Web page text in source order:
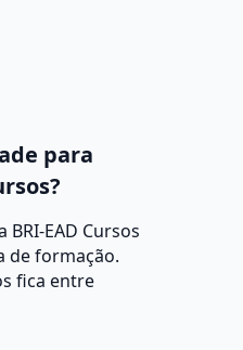
para
EAD Cursos
de formação.
fica entre